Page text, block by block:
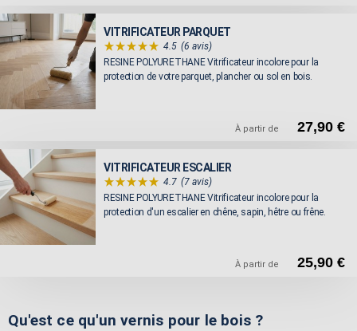
VITRIFICATEUR PARQUET
4.5 (6 avis)
RESINE POLYURETHANE Vitrificateur incolore pour la
protection de votre parquet, plancher ou sol en bois.
À partir de 27,90 €
VITRIFICATEUR ESCALIER
4.7 (7 avis)
RESINE POLYURETHANE Vitrificateur incolore pour la
protection d'un escalier en chêne, sapin, hêtre ou frêne.
À partir de 25,90 €
Qu'est ce qu'un vernis pour le bois ?